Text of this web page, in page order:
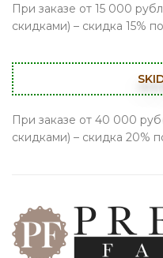
При заказе от 15 000
скидками) – скидка 15%
При заказе от 40 000
скидками) – скидка 20%